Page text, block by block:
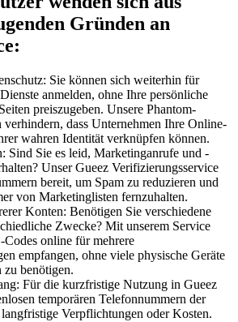
Gründen an
Sie können sich weiterhin für
anmelden, ohne Ihre persönliche
preiszugeben. Unsere Phantom-
verhindern, dass Unternehmen Ihre Online-
wahren Identität verknüpfen können.
Sind Sie es leid, Marketinganrufe und -
Unser Gueez Verifizierungsservice
bereit, um Spam zu reduzieren und
von Marketinglisten fernzuhalten.
Konten: Benötigen Sie verschiedene
Zwecke? Mit unserem Service
online für mehrere
empfangen, ohne viele physische Geräte
benötigen.
Für die kurzfristige Nutzung in Gueez
temporären Telefonnummern der
langfristige Verpflichtungen oder Kosten.